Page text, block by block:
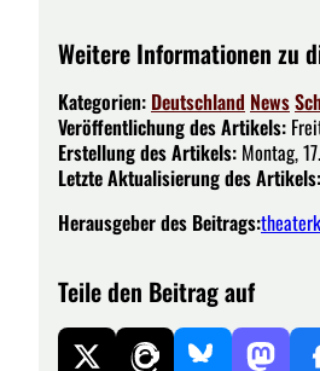
Weitere Informationen zu
Kategorien: Deutschland News
Veröffentlichung des Artikels:
Erstellung des Artikels: Montag,
Letzte Aktualisierung des Artikels:
Herausgeber des Beitrags:
Teile den Beitrag auf